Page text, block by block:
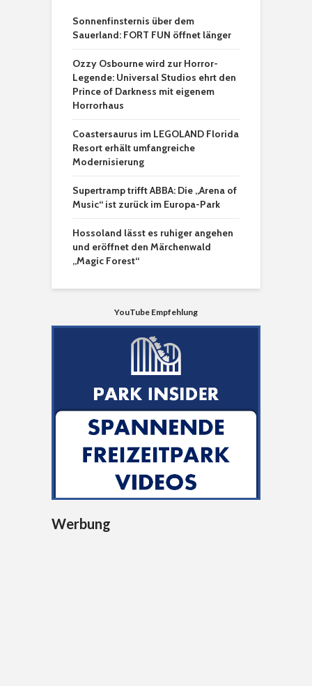
Sonnenfinsternis über dem
Sauerland: FORT FUN öffnet länger
Ozzy Osbourne wird zur Horror-
Legende: Universal Studios ehrt den
Prince of Darkness mit eigenem
Horrorhaus
Coastersaurus im LEGOLAND Florida
Resort erhält umfangreiche
Modernisierung
Supertramp trifft ABBA: Die „Arena of
Music“ ist zurück im Europa-Park
Hossoland lässt es ruhiger angehen
und eröffnet den Märchenwald
„Magic Forest“
YouTube Empfehlung
Werbung